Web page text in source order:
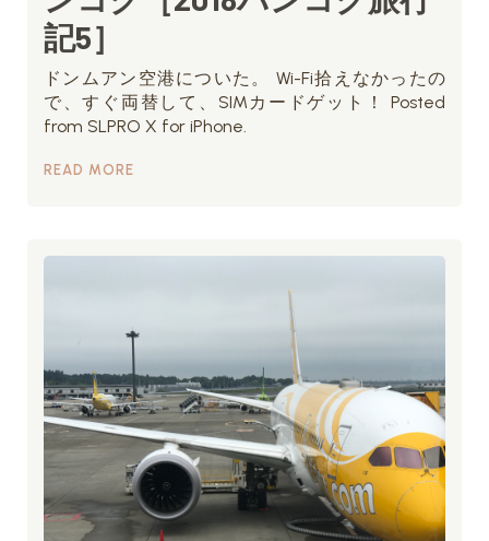
記5］
ドンムアン空港についた。 Wi-Fi拾えなかったの
で、すぐ両替して、SIMカードゲット！ Posted
from SLPRO X for iPhone.
READ MORE